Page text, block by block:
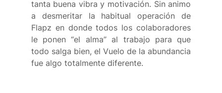
tanta buena vibra y motivación. Sin animo
a desmeritar la habitual operación de
Flapz en donde todos los colaboradores
le ponen “el alma” al trabajo para que
todo salga bien, el Vuelo de la abundancia
fue algo totalmente diferente.